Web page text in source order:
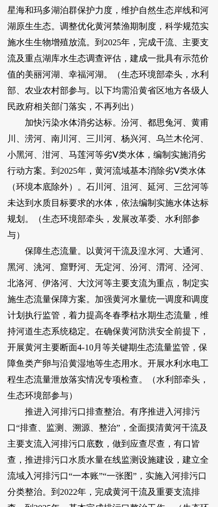
星海和玛多湖泊群保护力度，维护自然生态岸线和河
湖原生生态。调整优化黄河禁渔期制度，科学规范实
施水生生物增殖放流。到2025年，完成干流、主要支
流及重点湖库水生态调查评估，建成一批具有示范价
值的美丽河湖、幸福河湖。（生态环境部牵头，水利
部、农业农村部参与。以下均需沿黄省区地方各级人
民政府相关部门落实，不再列出）
加快污染水体消劣达标。汾河、都思兔河、黄甫
川、涝河、南川河、三川河、杨兴河、乌兰木伦河、
小黑河、泔河、马莲河等劣Ⅴ类水体，编制实施消劣
行动方案。到2025年，黄河流域基本消除劣Ⅴ类水体
（环境本底除外）。石川河、沮河、延河、三岔河等
未达到水质目标要求的水体，依法编制实施水体达标
规划。（生态环境部牵头，发展改革委、水利部参
与）
保障生态流量。以黄河干流及湟水河、大通河、
黑河、洮河、窟野河、无定河、汾河、渭河、泾河、
北洛河、伊洛河、大汶河等主要支流为重点，制定实
施生态流量保障方案。加强黄河水量统一调度和调度
计划执行监管，着力提高冬春季枯水期生态流量，维
持河道生态系统稳定。在确保黄河防洪安全前提下，
开展黄河主要断面4-10月等关键期生态流量监管，保
障鱼类产卵与沿黄湿地等生态用水。开展水利水电工
程生态流量泄放落实情况专项检查。（水利部牵头，
生态环境部参与）
推进入河排污口排查整治。有序推进入河排污
口“排查、监测、溯源、整治”，全面摸清黄河干流及
主要支流入河排污口底数，做到应查尽查，有口皆
查，推进排污口水质水量在线监测设施建设，建立全
流域入河排污口“一本账”“一张图”，实施入河排污口
分类整治。到2022年，完成黄河干流及重要支流排